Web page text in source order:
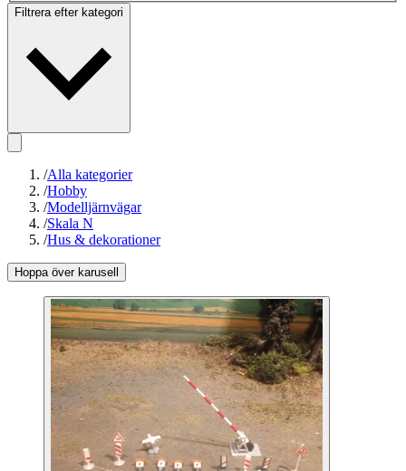
Filtrera efter kategori
/Alla kategorier
/Hobby
/Modelljärnvägar
/Skala N
/Hus & dekorationer
Hoppa över karusell